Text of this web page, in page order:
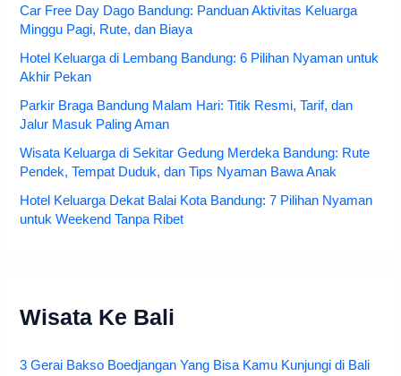
Car Free Day Dago Bandung: Panduan Aktivitas Keluarga
Minggu Pagi, Rute, dan Biaya
Hotel Keluarga di Lembang Bandung: 6 Pilihan Nyaman untuk
Akhir Pekan
Parkir Braga Bandung Malam Hari: Titik Resmi, Tarif, dan
Jalur Masuk Paling Aman
Wisata Keluarga di Sekitar Gedung Merdeka Bandung: Rute
Pendek, Tempat Duduk, dan Tips Nyaman Bawa Anak
Hotel Keluarga Dekat Balai Kota Bandung: 7 Pilihan Nyaman
untuk Weekend Tanpa Ribet
Wisata Ke Bali
3 Gerai Bakso Boedjangan Yang Bisa Kamu Kunjungi di Bali